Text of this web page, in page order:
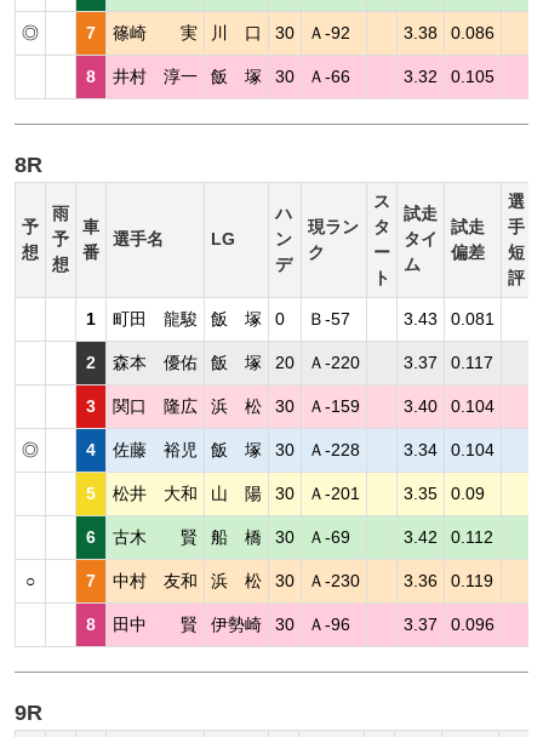
◎ 7 篠崎 実 川 口 30 Ａ-92 3.38 0.086
8 井村 淳一 飯 塚 30 Ａ-66 3.32 0.105
8R
予
想
雨
予
想
車
番
選手名 LG
ハ
ン
デ
現ラン
ク
ス
タ
ー
ト
試走
タイ
ム
試走
偏差
選
手
短
評
1 町田 龍駿 飯 塚 0 Ｂ-57 3.43 0.081
2 森本 優佑 飯 塚 20 Ａ-220 3.37 0.117
3 関口 隆広 浜 松 30 Ａ-159 3.40 0.104
◎ 4 佐藤 裕児 飯 塚 30 Ａ-228 3.34 0.104
5 松井 大和 山 陽 30 Ａ-201 3.35 0.09
6 古木 賢 船 橋 30 Ａ-69 3.42 0.112
○ 7 中村 友和 浜 松 30 Ａ-230 3.36 0.119
8 田中 賢 伊勢崎 30 Ａ-96 3.37 0.096
9R